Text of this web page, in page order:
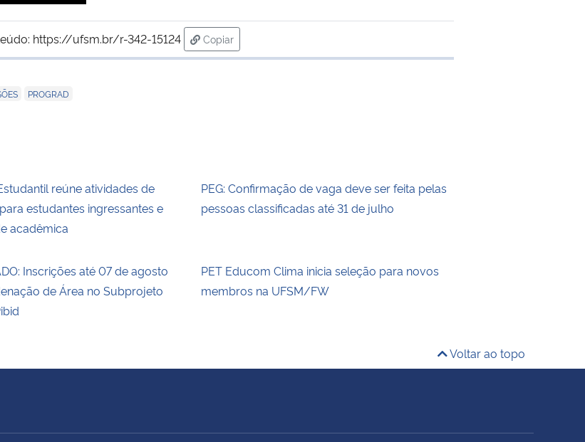
https://ufsm.br/r-342-15124
Copiar
para área de transferência
PROGRAD
reúne atividades de
estudantes ingressantes e
acadêmica
PEG: Confirmação de vaga deve ser feita pelas
pessoas classificadas até 31 de julho
Inscrições até 07 de agosto
de Área no Subprojeto
PET Educom Clima inicia seleção para novos
membros na UFSM/FW
Voltar ao topo